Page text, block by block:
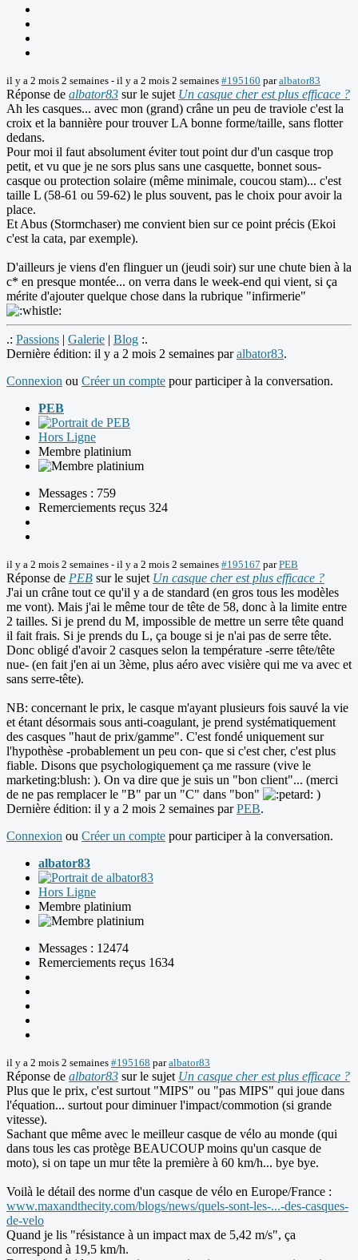
il y a 2 mois 2 semaines - il y a 2 mois 2 semaines #195160 paralbator83
Réponse de albator83 sur le sujet Un casque cher est plus efficace ?
Ah les casques... avec mon (grand) crâne un peu de traviole c'est la
croix et la bannière pour trouver LA bonne forme/taille, sans flotter
dedans.
Pour moi il faut absolument éviter tout point dur d'un casque trop
petit, et vu que je ne sors plus sans une casquette, bonnet sous-
casque ou protection solaire (même minimale, coucou stam)... c'est
taille L (58-61 ou 59-62) le plus souvent, pas le choix pour avoir la
place.
Et Abus (Stormchaser) me convient bien sur ce point précis (Ekoi
c'est la cata, par exemple).
D'ailleurs je viens d'en flinguer un (jeudi soir) sur une chute bien à la
c* en presque montée... on verra dans le week-end qui vient, si ça
mérite d'ajouter quelque chose dans la rubrique "infirmerie"
.: Passions | Galerie | Blog :.
Dernière édition: il y a 2 mois 2 semaines paralbator83.
Connexion ou Créer un compte pour participer à la conversation.
PEB
Hors Ligne
Membre platinium
Messages : 759
Remerciements reçus 324
il y a 2 mois 2 semaines - il y a 2 mois 2 semaines #195167 parPEB
Réponse de PEB sur le sujet Un casque cher est plus efficace ?
J'ai un crâne tout ce qu'il y a de standard (en gros tous les modèles
me vont). Mais j'ai le même tour de tête de 58, donc à la limite entre
2 tailles. Si je prend du M, impossible de mettre un serre tête quand
il fait frais. Si je prends du L, ça bouge si je n'ai pas de serre tête.
Donc obligé d'avoir 2 casques selon la température -serre tête/tête
nue- (en fait j'en ai un 3ème, plus aéro avec visière qui me va avec et
sans serre-tête).
NB: concernant le prix, le casque m'ayant plusieurs fois sauvé la vie
et étant désormais sous anti-coagulant, je prend systématiquement
des casques "haut de prix/gamme". C'est fondé uniquement sur
l'hypothèse -probablement un peu con- que si c'est cher, c'est plus
fiable. Disons que psychologiquement ça me rassure (vive le
marketing:blush: ). On va dire que je suis un "bon client"... (merci
de ne pas remplacer le "B" par un "C" dans "bon"
)
Dernière édition: il y a 2 mois 2 semaines parPEB.
Connexion ou Créer un compte pour participer à la conversation.
albator83
Hors Ligne
Membre platinium
Messages : 12474
Remerciements reçus 1634
il y a 2 mois 2 semaines #195168 paralbator83
Réponse de albator83 sur le sujet Un casque cher est plus efficace ?
Plus que le prix, c'est surtout "MIPS" ou "pas MIPS" qui joue dans
l'équation... surtout pour diminuer l'impact/commotion (si grande
vitesse).
Sachant que même avec le meilleur casque de vélo au monde (qui
dans tous les cas protège BEAUCOUP moins qu'un casque de
moto), si on tape un mur tête la première à 60 km/h... bye bye.
Voilà le détail des norme d'un casque de vélo en Europe/France :
www.maxandthecity.com/blogs/news/quels-sont-les-...-des-casques-
de-velo
Quand je lis "résistance à un impact max de 5,42 m/s", ça
correspond à 19,5 km/h.